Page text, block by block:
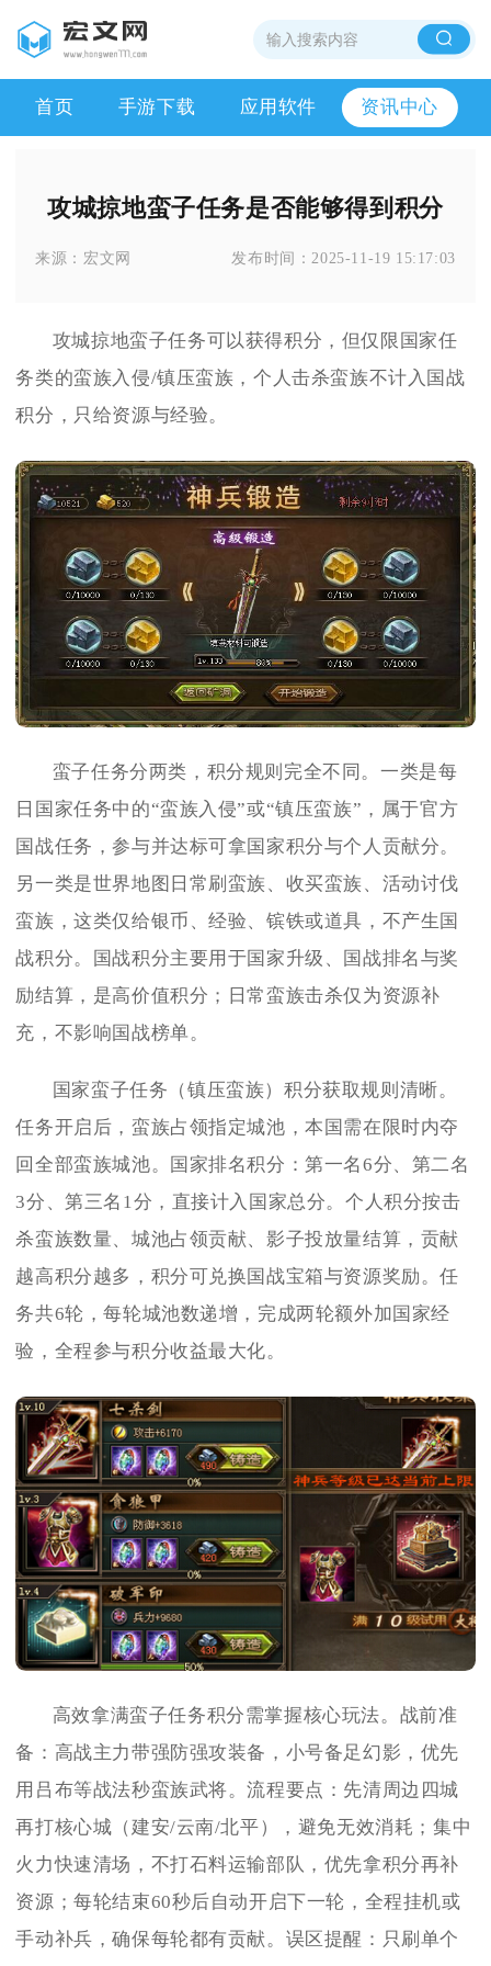
首页 手游下载 应用软件 资讯中心
攻城掠地蛮子任务是否能够得到积分
来源： 宏文网 发布时间： 2025-11-19 15:17:03
攻城掠地蛮子任务可以获得积分，但仅限国家任
务类的蛮族入侵/镇压蛮族，个人击杀蛮族不计入国战
积分，只给资源与经验。
蛮子任务分两类，积分规则完全不同。一类是每
日国家任务中的“蛮族入侵”或“镇压蛮族”，属于官方
国战任务，参与并达标可拿国家积分与个人贡献分。
另一类是世界地图日常刷蛮族、收买蛮族、活动讨伐
蛮族，这类仅给银币、经验、镔铁或道具，不产生国
战积分。国战积分主要用于国家升级、国战排名与奖
励结算，是高价值积分；日常蛮族击杀仅为资源补
充，不影响国战榜单。
国家蛮子任务（镇压蛮族）积分获取规则清晰。
任务开启后，蛮族占领指定城池，本国需在限时内夺
回全部蛮族城池。国家排名积分：第一名6分、第二名
3分、第三名1分，直接计入国家总分。个人积分按击
杀蛮族数量、城池占领贡献、影子投放量结算，贡献
越高积分越多，积分可兑换国战宝箱与资源奖励。任
务共6轮，每轮城池数递增，完成两轮额外加国家经
验，全程参与积分收益最大化。
高效拿满蛮子任务积分需掌握核心玩法。战前准
备：高战主力带强防强攻装备，小号备足幻影，优先
用吕布等战法秒蛮族武将。流程要点：先清周边四城
再打核心城（建安/云南/北平），避免无效消耗；集中
火力快速清场，不打石料运输部队，优先拿积分再补
资源；每轮结束60秒后自动开启下一轮，全程挂机或
手动补兵，确保每轮都有贡献。误区提醒：只刷单个